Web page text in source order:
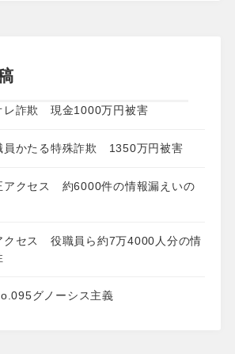
レ詐欺 現金1000万円被害
員かたる特殊詐欺 1350万円被害
アクセス 約6000件の情報漏えいの
クセス 役職員ら約7万4000人分の情
グノーシス主義